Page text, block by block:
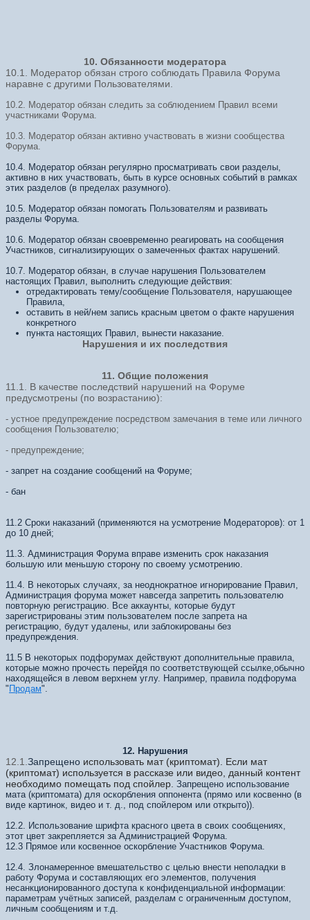
10. Обязанности модератора
10.1. Модератор обязан строго соблюдать Правила Форума
наравне с другими Пользователями.
10.2. Модератор обязан следить за соблюдением Правил всеми
участниками Форума.
10.3. Модератор обязан активно участвовать в жизни сообщества
Форума.
10.4. Модератор обязан регулярно просматривать свои разделы,
активно в них участвовать, быть в курсе основных событий в рамках
этих разделов (в пределах разумного).
10.5. Модератор обязан помогать Пользователям и развивать
разделы Форума.
10.6. Модератор обязан своевременно реагировать на сообщения
Участников, сигнализирующих о замеченных фактах нарушений.
10.7. Модератор обязан, в случае нарушения Пользователем
настоящих Правил, выполнить следующие действия:
отредактировать тему/сообщение Пользователя, нарушающее
Правила,
оставить в ней/нем запись красным цветом о факте нарушения
конкретного
пункта настоящих Правил, вынести наказание.
Нарушения и их последствия
11. Общие положения
11.1. В качестве последствий нарушений на Форуме
предусмотрены (по возрастанию):
- устное предупреждение посредством замечания в теме или личного
сообщения Пользователю;
- предупреждение;
- запрет на создание сообщений на Форуме;
- бан
11.2 Сроки наказаний (применяются на усмотрение Модераторов): от 1
до 10 дней;
11.3. Администрация Форума вправе изменить срок наказания
большую или меньшую сторону по своему усмотрению.
11.4. В некоторых случаях, за неоднократное игнорирование Правил,
Администрация форума может навсегда запретить пользователю
повторную регистрацию. Все аккаунты, которые будут
зарегистрированы этим пользователем после запрета на
регистрацию, будут удалены, или заблокированы без
предупреждения.
11.5 В некоторых подфорумах действуют дополнительные правила,
которые можно прочесть перейдя по соответствующей ссылке,обычно
находящейся в левом верхнем углу. Например, правила подфорума
" Продам".
12. Нарушения
12.1. Запрещено использовать мат (криптомат). Если мат
(криптомат) используется в рассказе или видео, данный контент
необходимо помещать под спойлер. Запрещено использование
мата (криптомата) для оскорбления оппонента (прямо или косвенно (в
виде картинок, видео и т. д., под спойлером или открыто)).
12.2. Использование шрифта красного цвета в своих сообщениях,
этот цвет закрепляется за Администрацией Форума.
12.3 Прямое или косвенное оскорбление Участников Форума.
12.4. Злонамеренное вмешательство с целью внести неполадки в
работу Форума и составляющих его элементов, получения
несанкционированного доступа к конфиденциальной информации:
параметрам учётных записей, разделам с ограниченным доступом,
личным сообщениям и т.д.